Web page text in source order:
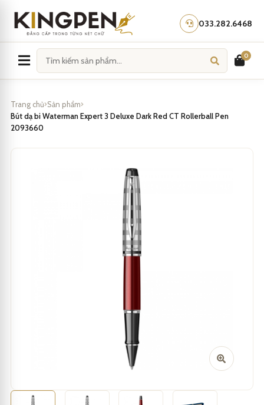
content
033.282.6468
0
Trang chủ Sản phẩm
Bút dạ bi Waterman Expert 3 Deluxe Dark Red CT Rollerball Pen
2093660